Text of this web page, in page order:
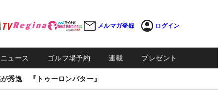
メルマガ登録 ログイン
ュース ゴルフ場予約 連載 プレゼント
秀逸 『トゥーロンパター』